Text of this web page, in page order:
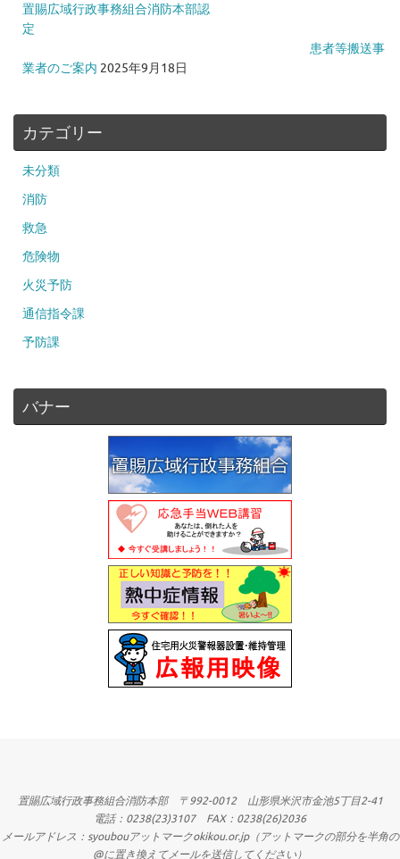
置賜広域行政事務組合消防本部認
定
患者等搬送事
業者のご案内 2025年9月18日
カテゴリー
未分類
消防
救急
危険物
火災予防
通信指令課
予防課
バナー
置賜広域行政事務組合消防本部 〒992-0012 山形県米沢市金池5丁目2-41
電話：0238(23)3107 FAX：0238(26)2036
メールアドレス：syoubouアットマークokikou.or.jp（アットマークの部分を半角の
@に置き換えてメールを送信してください）